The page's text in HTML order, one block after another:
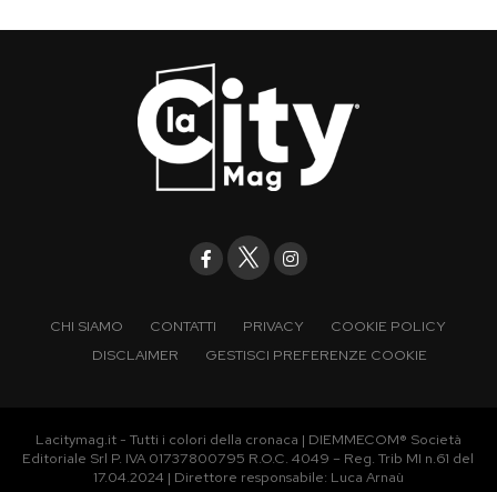
CHI SIAMO CONTATTI PRIVACY
COOKIE POLICY
DISCLAIMER
GESTISCI PREFERENZE COOKIE
Lacitymag.it - Tutti i colori della cronaca | DIEMMECOM® Società
Editoriale Srl P. IVA 01737800795 R.O.C. 4049 – Reg. Trib MI n.61 del
17.04.2024 | Direttore responsabile: Luca Arnaù